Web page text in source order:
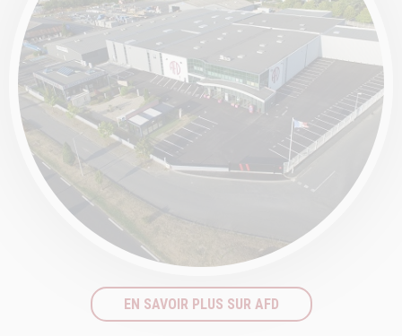
EN SAVOIR PLUS SUR AFD